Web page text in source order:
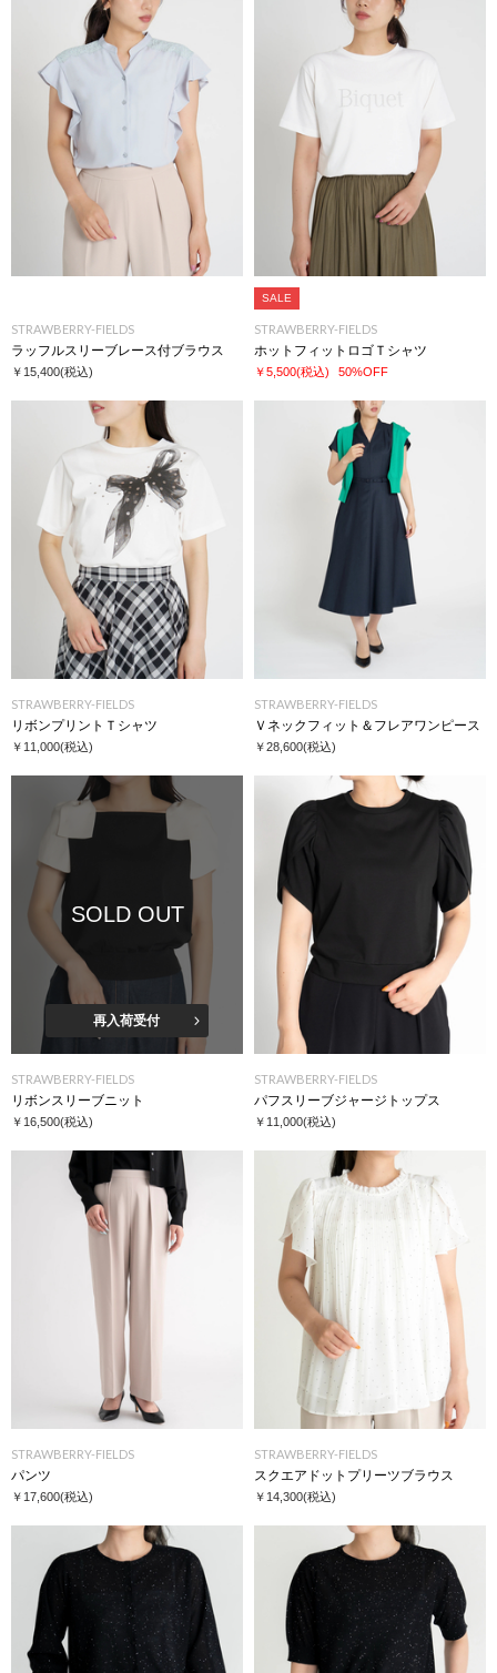
STRAWBERRY-FIELDS
ラッフルスリーブレース付ブラウス
￥15,400(税込)
SALE
STRAWBERRY-FIELDS
ホットフィットロゴＴシャツ
￥5,500(税込) 50%OFF
STRAWBERRY-FIELDS
リボンプリントＴシャツ
￥11,000(税込)
STRAWBERRY-FIELDS
Ｖネックフィット＆フレアワンピース
￥28,600(税込)
SOLD OUT
再入荷受付
STRAWBERRY-FIELDS
リボンスリーブニット
￥16,500(税込)
STRAWBERRY-FIELDS
パフスリーブジャージトップス
￥11,000(税込)
STRAWBERRY-FIELDS
パンツ
￥17,600(税込)
STRAWBERRY-FIELDS
スクエアドットプリーツブラウス
￥14,300(税込)